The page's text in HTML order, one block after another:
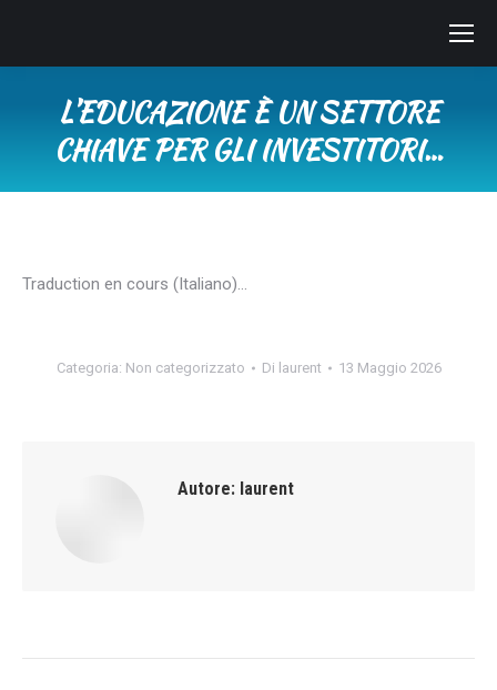
L’EDUCAZIONE È UN SETTORE
CHIAVE PER GLI INVESTITORI…
Traduction en cours (Italiano)…
Categoria: Non categorizzato Di laurent 13 Maggio 2026
Autore: laurent